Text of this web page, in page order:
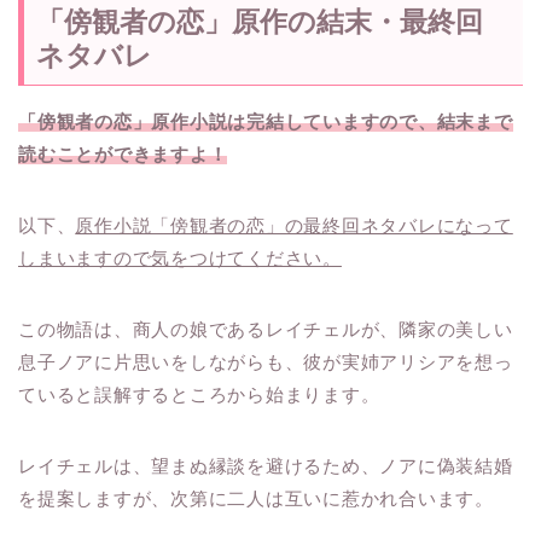
「傍観者の恋」原作の結末・最終回
ネタバレ
「傍観者の恋」原作小説は完結していますので、結末まで
読むことができますよ！
以下、
原作小説「傍観者の恋」の最終回ネタバレになって
しまいますので気をつけてください。
この物語は、商人の娘であるレイチェルが、隣家の美しい
息子ノアに片思いをしながらも、彼が実姉アリシアを想っ
ていると誤解するところから始まります。
レイチェルは、望まぬ縁談を避けるため、ノアに偽装結婚
を提案しますが、次第に二人は互いに惹かれ合います。